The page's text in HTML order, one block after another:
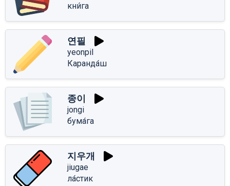
кни́га
연필
yeonpil
Каранда́ш
종이
jongi
бума́га
지우개
jiugae
ла́стик